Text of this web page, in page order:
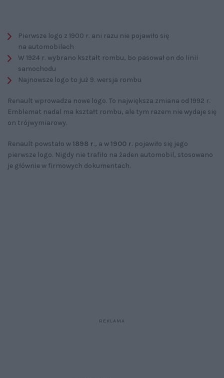
Pierwsze logo z 1900 r. ani razu nie pojawiło się
na automobilach
W 1924 r. wybrano kształt rombu, bo pasował on do linii
samochodu
Najnowsze logo to już 9. wersja rombu
Renault wprowadza nowe logo. To największa zmiana od 1992 r.
Emblemat nadal ma kształt rombu, ale tym razem nie wydaje się
on trójwymiarowy.
Renault powstało w 1898 r., a w 1900 r. pojawiło się jego
pierwsze logo. Nigdy nie trafiło na żaden automobil, stosowano
je głównie w firmowych dokumentach.